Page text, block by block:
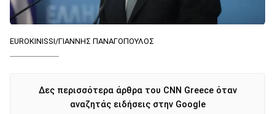
EUROKINISSI/ΓΙΑΝΝΗΣ ΠΑΝΑΓΟΠΟΥΛΟΣ
Δες περισσότερα άρθρα του CNN Greece όταν
αναζητάς ειδήσεις στην Google